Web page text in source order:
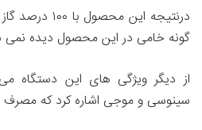
درنتیجه این
گونه خامی در این محصول دیده نمی
از دیگر ویژگی های این دستگاه
سینوسی و موجی اشاره کرد که مصرف